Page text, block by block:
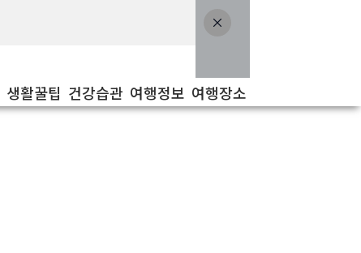
생활꿀팁 건강습관 여행정보 여행장소